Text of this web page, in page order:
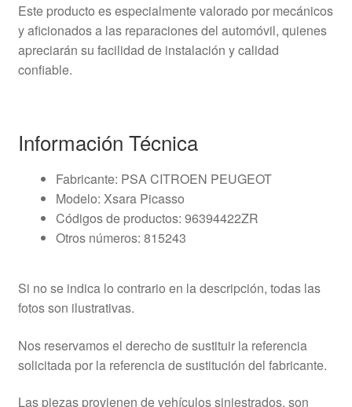
Este producto es especialmente valorado por mecánicos
y aficionados a las reparaciones del automóvil, quienes
apreciarán su facilidad de instalación y calidad
confiable.
Información Técnica
Fabricante: PSA CITROEN PEUGEOT
Modelo: Xsara Picasso
Códigos de productos: 96394422ZR
Otros números: 815243
Si no se indica lo contrario en la descripción, todas las
fotos son ilustrativas.
Nos reservamos el derecho de sustituir la referencia
solicitada por la referencia de sustitución del fabricante.
Las piezas provienen de vehículos siniestrados, son